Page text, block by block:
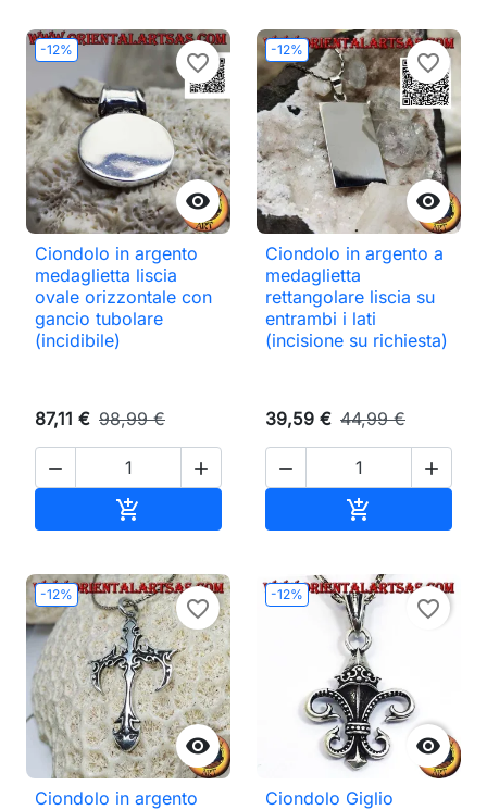
-12%

favorite_border
Ciondolo in argento
medaglietta liscia
ovale orizzontale con
gancio tubolare
(incidibile)
87,11 € 98,99 €
 

-12%

favorite_border
Ciondolo in argento a
medaglietta
rettangolare liscia su
entrambi i lati
(incisione su richiesta)
39,59 € 44,99 €
 

-12%

favorite_border
Ciondolo in argento
-12%

favorite_border
Ciondolo Giglio